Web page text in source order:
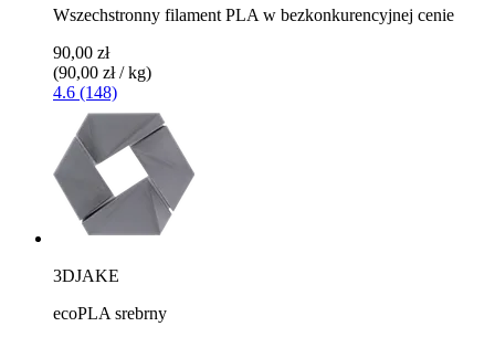
Wszechstronny filament PLA w bezkonkurencyjnej cenie
90,00 zł
(90,00 zł / kg)
4.6 (148)
3DJAKE
ecoPLA srebrny